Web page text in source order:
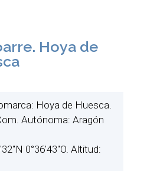
Hoya de
Hoya de Huesca.
Autónoma: Aragón
0°36′43″O. Altitud: